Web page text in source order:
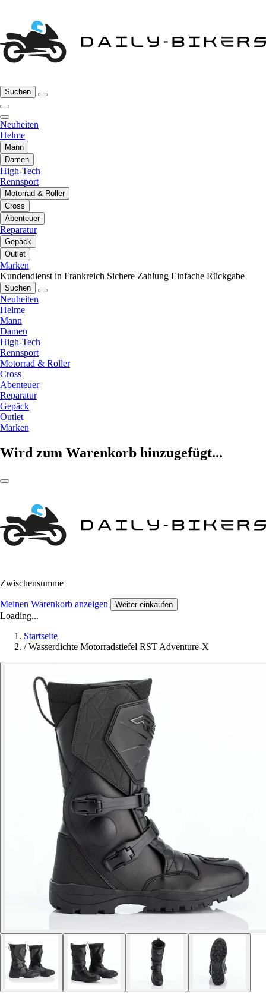
Suchen
Neuheiten
Helme
Mann
Damen
High-Tech
Rennsport
Motorrad & Roller
Cross
Abenteuer
Reparatur
Gepäck
Outlet
Marken
Kundendienst in Frankreich Sichere Zahlung Einfache Rückgabe
Suchen
Neuheiten
Helme
Mann
Damen
High-Tech
Rennsport
Motorrad & Roller
Cross
Abenteuer
Reparatur
Gepäck
Outlet
Marken
Wird zum Warenkorb hinzugefügt...
Zwischensumme
Meinen Warenkorb anzeigen Weiter einkaufen
Loading...
Startseite
/ Wasserdichte Motorradstiefel RST Adventure-X